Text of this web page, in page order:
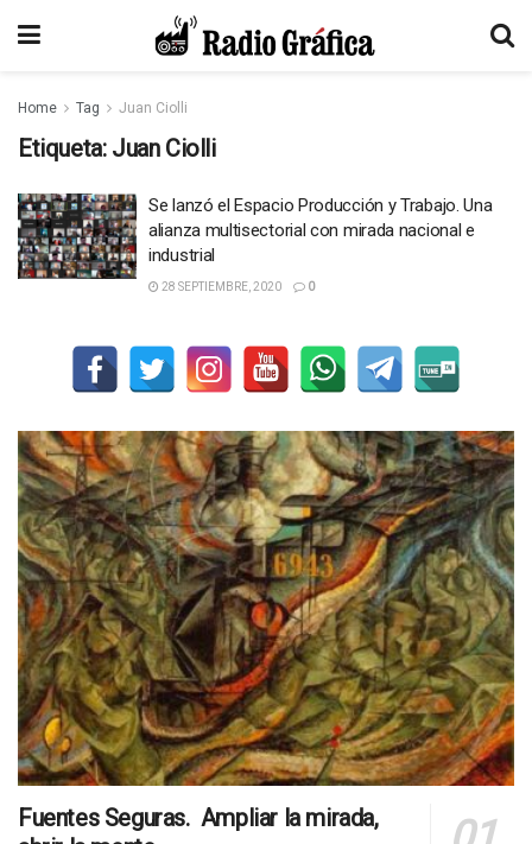
Home Tag Juan Ciolli
Etiqueta: Juan Ciolli
Se lanzó el Espacio Producción y Trabajo. Una
alianza multisectorial con mirada nacional e
industrial
28 SEPTIEMBRE, 2020 0
Fuentes Seguras. Ampliar la mirada,